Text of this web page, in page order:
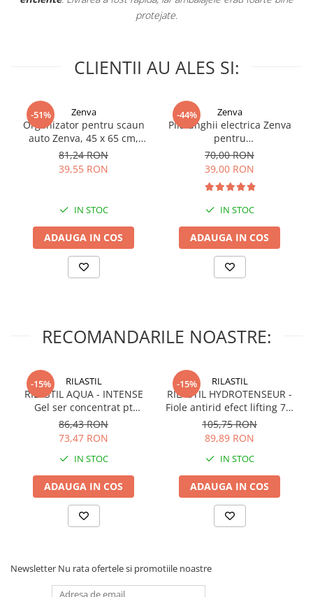
protejate.
CLIENTII AU ALES SI:
-51% Zenva
Organizator pentru scaun
auto Zenva, 45 x 65 cm,
Suport Tableta,
Impermeabil, Negru,
Protectie Scaun Auto,
81,24 RON
39,55 RON
IN STOC
ADAUGA IN COS
-44% Zenva
Pila unghii electrica Zenva
pentru
bebelusi/copii/adulti, 6
capete de schimb, verde
70,00 RON
39,00 RON
IN STOC
ADAUGA IN COS
RECOMANDARILE NOASTRE:
-15% RILASTIL
RILASTIL AQUA - INTENSE
Gel ser concentrat pt
hidratare si anti-poluare x
30ml
86,43 RON
73,47 RON
IN STOC
ADAUGA IN COS
-15% RILASTIL
RILASTIL HYDROTENSEUR -
Fiole antirid efect lifting 7 X
1ml
105,75 RON
89,89 RON
IN STOC
ADAUGA IN COS
Newsletter Nu rata ofertele si promotiile noastre